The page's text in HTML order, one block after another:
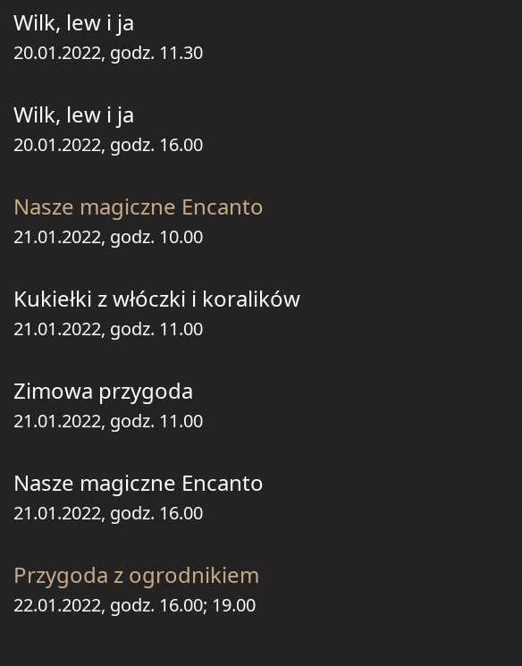
Wilk, lew i ja
20.01.2022, godz. 11.30
Wilk, lew i ja
20.01.2022, godz. 16.00
Nasze magiczne Encanto
21.01.2022, godz. 10.00
Kukiełki z włóczki i koralików
21.01.2022, godz. 11.00
Zimowa przygoda
21.01.2022, godz. 11.00
Nasze magiczne Encanto
21.01.2022, godz. 16.00
Przygoda z ogrodnikiem
22.01.2022, godz. 16.00; 19.00